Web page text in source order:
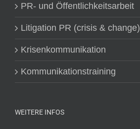
PR- und Öffentlichkeitsarbeit
Litigation PR (crisis & change)
Krisenkommunikation
Kommunikationstraining
WEITERE INFOS